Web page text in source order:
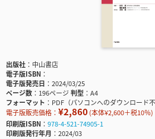
出版社
中山書店
電子版ISBN
電子版発売日
2024/03/25
ページ数
196ページ判型
A4
フォーマット
PDF（パソコンへのダウンロード不
電子版販売価格： ¥2,860(本体¥2,600＋税10％)
印刷版ISBN
978-4-521-74905-1
印刷版発行年月
2024/03